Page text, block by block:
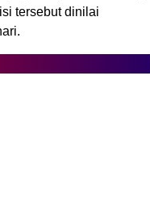
tersebut dinilai